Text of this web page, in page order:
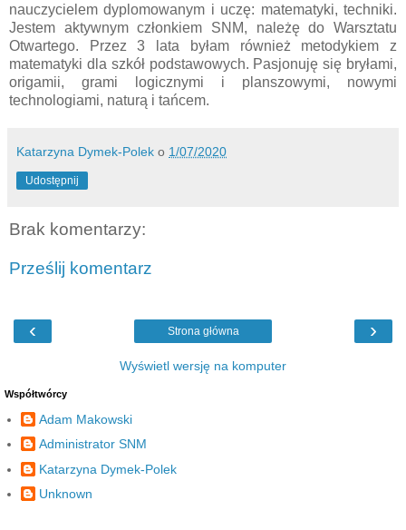
nauczycielem dyplomowanym i uczę: matematyki, techniki.
Jestem aktywnym członkiem SNM, należę do Warsztatu
Otwartego. Przez 3 lata byłam również metodykiem z
matematyki dla szkół podstawowych. Pasjonuję się bryłami,
origamii, grami logicznymi i planszowymi, nowymi
technologiami, naturą i tańcem.
Katarzyna Dymek-Polek o 1/07/2020
Udostępnij
Brak komentarzy:
Prześlij komentarz
‹ ›
Strona główna
Wyświetl wersję na komputer
Współtwórcy
Adam Makowski
Administrator SNM
Katarzyna Dymek-Polek
Unknown